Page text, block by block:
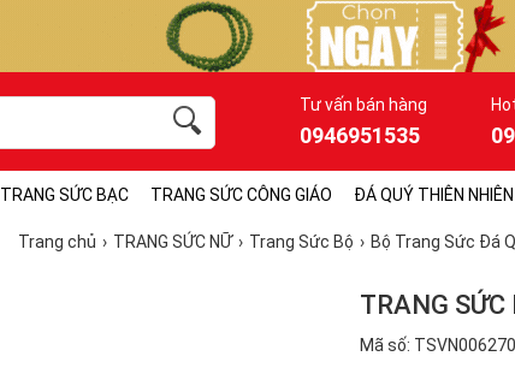
Tư vấn bán hàng
0946951535
TRANG SỨC BẠC TRANG SỨC CÔNG GIÁO ĐÁ QUÝ THIÊN NHIÊN
Trang chủ TRANG SỨC NỮ Trang Sức Bộ Bộ Trang Sức Đá
TRANG SỨC
Mã số: